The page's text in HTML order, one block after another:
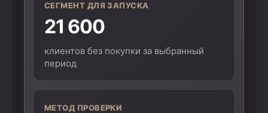
СЕГМЕНТ ДЛЯ ЗАПУСКА
21 600
клиентов без покупки за выбранный
период
МЕТОД ПРОВЕРКИ